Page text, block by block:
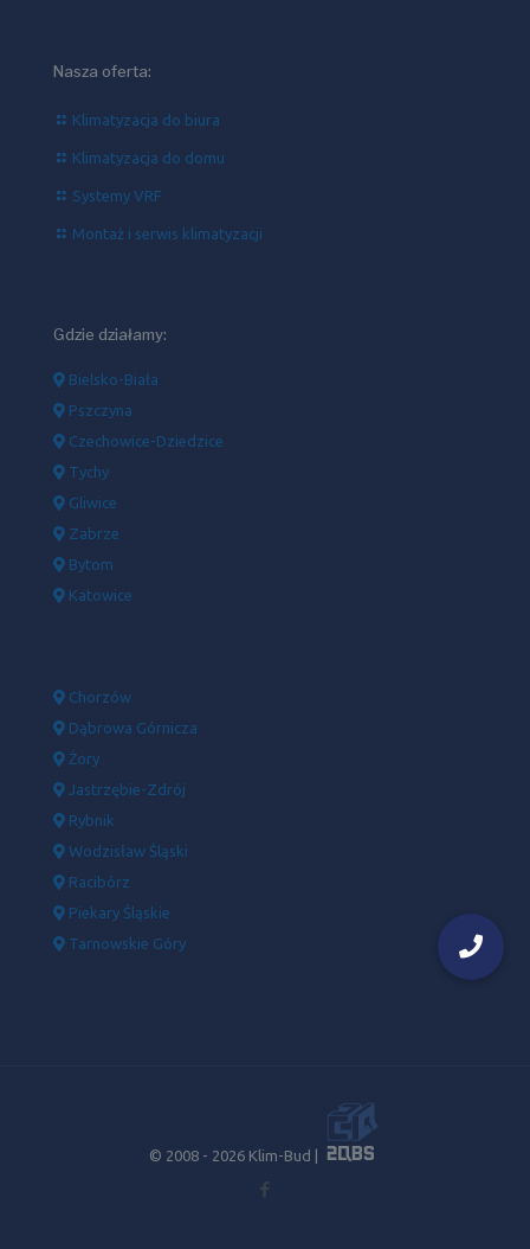
Nasza oferta:
Klimatyzacja do biura
Klimatyzacja do domu
Systemy VRF
Montaż i serwis klimatyzacji
Gdzie działamy:
Bielsko-Biała
Pszczyna
Czechowice-Dziedzice
Tychy
Gliwice
Zabrze
Bytom
Katowice
Chorzów
Dąbrowa Górnicza
Żory
Jastrzębie-Zdrój
Rybnik
Wodzisław Śląski
Racibórz
Piekary Śląskie
Tarnowskie Góry
© 2008 - 2026 Klim-Bud |